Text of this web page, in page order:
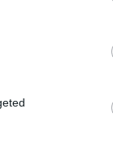
16